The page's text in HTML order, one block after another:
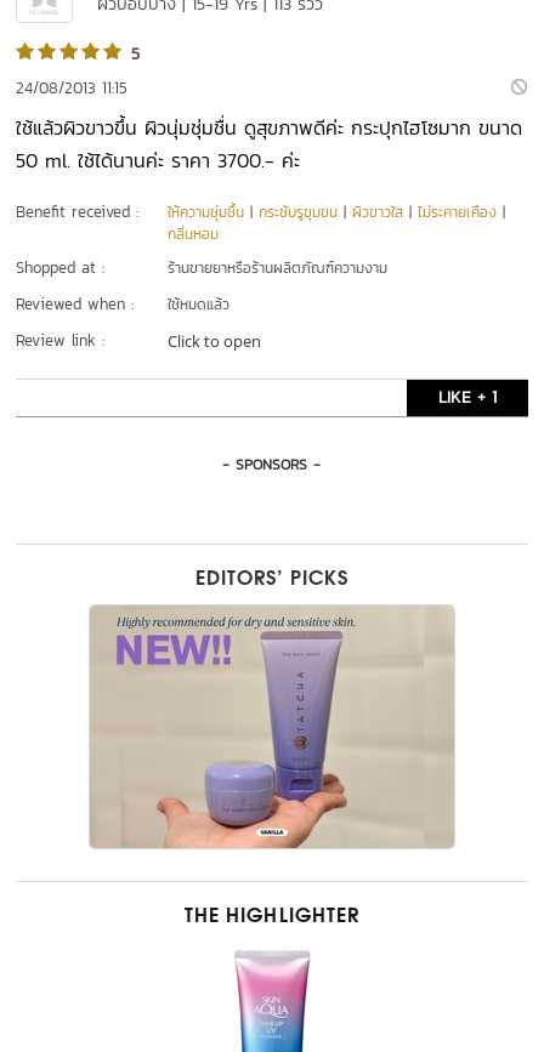
5
24/08/2013 11:15
ใช้แล้วผิวขาวขึ้น ผิวนุ่มชุ่มชื่น ดูสุขภาพดีค่ะ กระปุกไฮโซมาก ขนาด
50 ml. ใช้ได้นานค่ะ ราคา 3700.- ค่ะ
Benefit received : ให้ความชุ่มชื้น |กระชับรูขุมขน |ผิวขาวใส |ไม่ระคายเคือง |
กลิ่นหอม
Shopped at : ร้านขายยาหรือร้านผลิตภัณฑ์ความงาม
Reviewed when : ใช้หมดแล้ว
Review link : Click to open
LIKE + 1
- SPONSORS -
EDITORS’ PICKS
THE HIGHLIGHTER